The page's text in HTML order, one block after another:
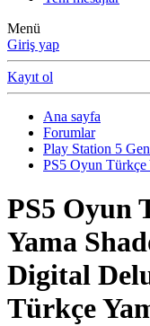
Menü
Giriş yap
Kayıt ol
Ana sayfa
Forumlar
Play Station 5
PS5 Oyun Türkçe
PS5 Oyun
Yama
Digital
Türkçe